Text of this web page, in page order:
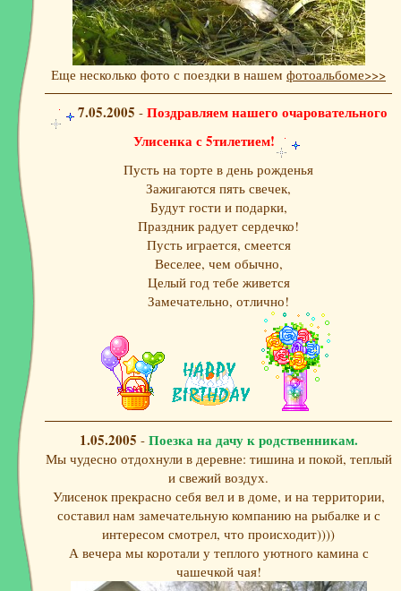
Еще несколько фото с поездки в нашем фотоальбоме>>>
7.05.2005 - Поздравляем нашего очаровательного
Улисенка с 5тилетием!
Пусть на торте в день рожденья
Зажигаются пять свечек,
Будут гости и подарки,
Праздник радует сердечко!
Пусть играется, смеется
Веселее, чем обычно,
Целый год тебе живется
Замечательно, отлично!
1.05.2005 - Поезка на дачу к родственникам.
Мы чудесно отдохнули в деревне: тишина и покой, теплый
и свежий воздух.
Улисенок прекрасно себя вел и в доме, и на территории,
составил нам замечательную компанию на рыбалке и с
интересом смотрел, что происходит))))
А вечера мы коротали у теплого уютного камина с
чашечкой чая!